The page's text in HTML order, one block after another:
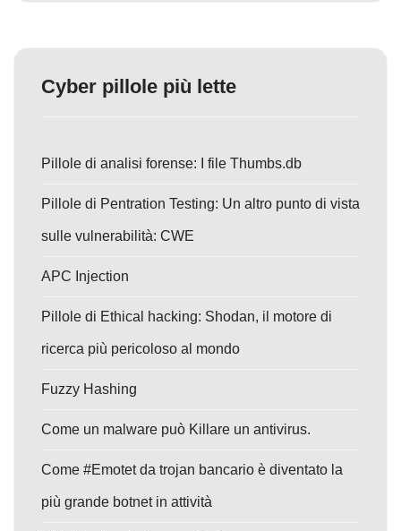
Cyber pillole più lette
Pillole di analisi forense: I file Thumbs.db
Pillole di Pentration Testing: Un altro punto di vista
sulle vulnerabilità: CWE
APC Injection
Pillole di Ethical hacking: Shodan, il motore di
ricerca più pericoloso al mondo
Fuzzy Hashing
Come un malware può Killare un antivirus.
Come #Emotet da trojan bancario è diventato la
più grande botnet in attività